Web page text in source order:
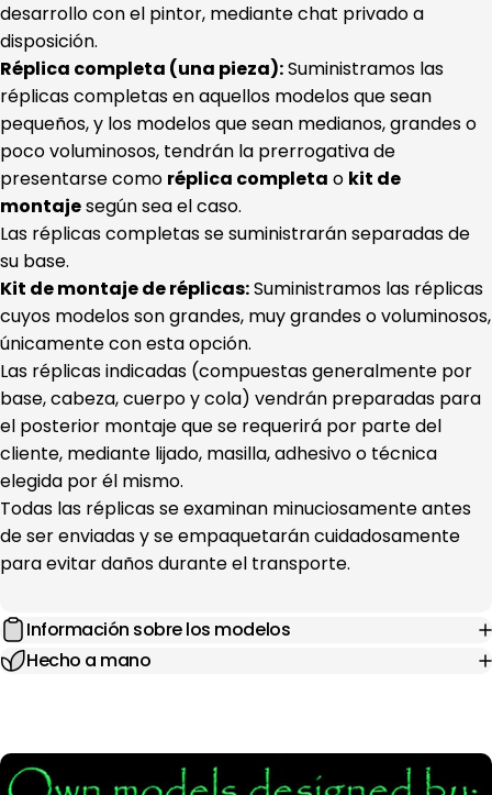
desarrollo con el pintor, mediante chat privado a
disposición.
Réplica completa (una pieza):Suministramos las
réplicas completas en aquellos modelos que sean
pequeños, y los modelos que sean medianos, grandes o
poco voluminosos, tendrán la prerrogativa de
presentarse como réplica completa o kit de
montajesegún sea el caso.
Las réplicas completas se suministrarán separadas de
su base.
Kit de montaje de réplicas:Suministramos las réplicas
cuyos modelos son grandes, muy grandes o voluminosos,
únicamente con esta opción.
Las réplicas indicadas (compuestas generalmente por
base, cabeza, cuerpo y cola) vendrán preparadas para
el posterior montaje que se requerirá por parte del
cliente, mediante lijado, masilla, adhesivo o técnica
elegida por él mismo.
Todas las réplicas se examinan minuciosamente antes
de ser enviadas y se empaquetarán cuidadosamente
para evitar daños durante el transporte.
Información sobre los modelos
Hecho a mano